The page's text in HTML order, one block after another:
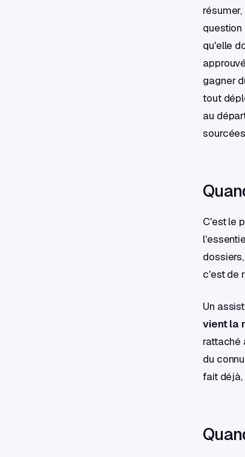
qu'elle
gagner
tout
au
C'est le
c'est de
Un
vient la
rattaché
du
fait déjà,